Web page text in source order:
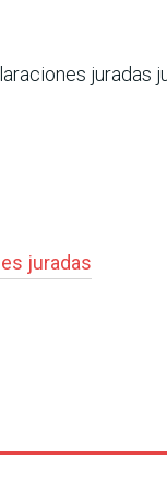
juradas
juradas